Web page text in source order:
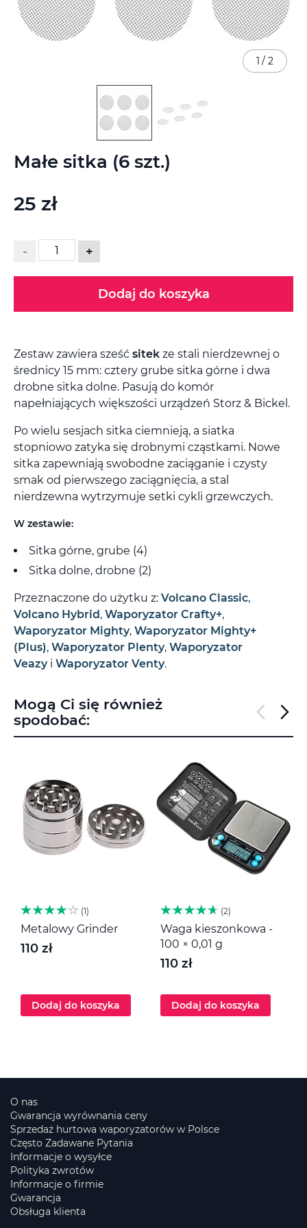
Małe sitka (6 szt.)
25 zł
- +
Dodaj do koszyka
Zestaw zawiera sześć sitek ze stali nierdzewnej o
średnicy 15 mm: cztery grube sitka górne i dwa
drobne sitka dolne. Pasują do komór
napełniających większości urządzeń Storz & Bickel.
Po wielu sesjach sitka ciemnieją, a siatka
stopniowo zatyka się drobnymi cząstkami. Nowe
sitka zapewniają swobodne zaciąganie i czysty
smak od pierwszego zaciągnięcia, a stal
nierdzewna wytrzymuje setki cykli grzewczych.
W zestawie:
Sitka górne, grube (4)
Sitka dolne, drobne (2)
Przeznaczone do użytku z: Volcano Classic,
Volcano Hybrid, Waporyzator Crafty+,
Waporyzator Mighty, Waporyzator Mighty+
(Plus), Waporyzator Plenty, Waporyzator
Veazyi Waporyzator Venty.
1 / 2
na
Mogą Ci się również
spodobać:
1
Metalowy Grinder
110 zł
Dodaj do koszyka
2
Waga kieszonkowa -
100 × 0,01 g
110 zł
Dodaj do koszyka
O nas
Gwarancja wyrównania ceny
Sprzedaż hurtowa waporyzatorów w Polsce
Często Zadawane Pytania
Informacje o wysyłce
Polityka zwrotów
Informacje o firmie
Gwarancja
Obsługa klienta